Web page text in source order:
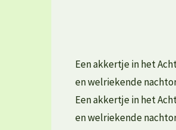
Een akkertje in het
en welriekende
Een akkertje in het
en welriekende